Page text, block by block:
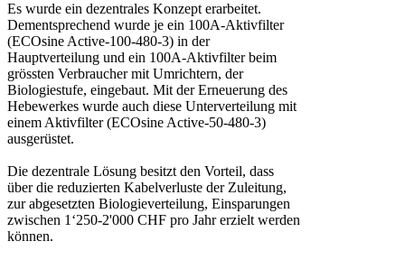
Es wurde ein dezentrales Konzept erarbeitet.
Dementsprechend wurde je ein 100A-Aktivfilter
(ECOsine Active-100-480-3) in der
Hauptverteilung und ein 100A-Aktivfilter beim
grössten Verbraucher mit Umrichtern, der
Biologiestufe, eingebaut. Mit der Erneuerung des
Hebewerkes wurde auch diese Unterverteilung mit
einem Aktivfilter (ECOsine Active-50-480-3)
ausgerüstet.
Die dezentrale Lösung besitzt den Vorteil, dass
über die reduzierten Kabelverluste der Zuleitung,
zur abgesetzten Biologieverteilung, Einsparungen
zwischen 1‘250-2'000 CHF pro Jahr erzielt werden
können.